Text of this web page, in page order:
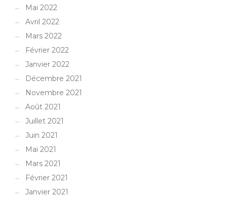
Mai 2022
Avril 2022
Mars 2022
Février 2022
Janvier 2022
Décembre 2021
Novembre 2021
Août 2021
Juillet 2021
Juin 2021
Mai 2021
Mars 2021
Février 2021
Janvier 2021